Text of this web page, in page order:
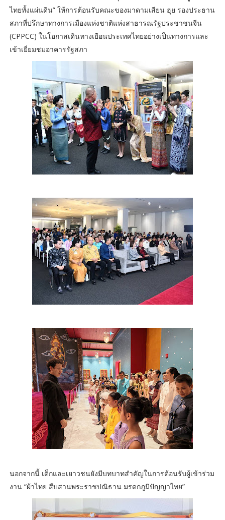
ไทยทั้งแผ่นดิน” ให้การต้อนรับคณะของมาดามเสียน ฮุย รองประธาน
สภาที่ปรึกษาทางการเมืองแห่งชาติแห่งสาธารณรัฐประชาชนจีน
(CPPCC) ในโอกาสเดินทางเยือนประเทศไทยอย่างเป็นทางการและ
เข้าเยี่ยมชมอาคารรัฐสภา
นอกจากนี้ เด็กและเยาวชนยังมีบทบาทสำคัญในการต้อนรับผู้เข้าร่วม
งาน “ผ้าไทย สืบสานพระราชปณิธาน มรดกภูมิปัญญาไทย”